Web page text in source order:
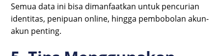
Semua data ini bisa dimanfaatkan untuk pencurian
identitas, penipuan online, hingga pembobolan akun-
akun penting.